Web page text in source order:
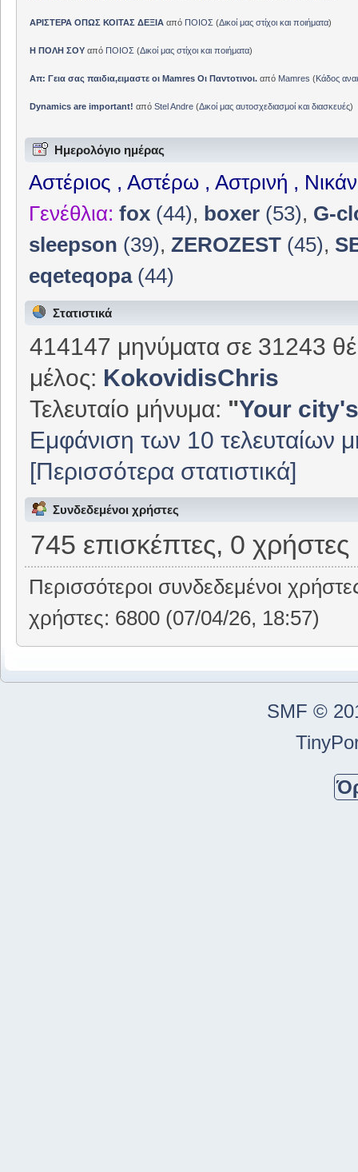
ΑΡΙΣΤΕΡΑ ΟΠΩΣ ΚΟΙΤΑΣ ΔΕΞΙΑαπό ΠΟΙΟΣ (Δικοί μας στίχοι και ποιήματα)
Η ΠΟΛΗ ΣΟΥαπό ΠΟΙΟΣ (Δικοί μας στίχοι και ποιήματα)
Απ: Γεια σας παιδια,ειμαστε οι Mamres Οι Παντοτινοι.από Mamres (Κάδος
Dynamics are important! από Stel Andre(Δικοί μας αυτοσχεδιασμοί και διασκευές)
Ημερολόγιο ημέρας
Αστέριος , Αστέρω , Αστρινή ,
Γενέθλια: fox (44), boxer (53), G-
sleepson (39),ZEROZEST (45),
eqeteqopa(44)
Στατιστικά
414147 μηνύματα σε 31243
μέλος: KokovidisChris
Τελευταίο μήνυμα: "Your
Εμφάνιση των 10 τελευταίων
[Περισσότερα στατιστικά]
Συνδεδεμένοι χρήστες
745 επισκέπτες, 0 χρήστες
Περισσότεροι συνδεδεμένοι
χρήστες: 6800 (07/04/26, 18:57)
SMF ©